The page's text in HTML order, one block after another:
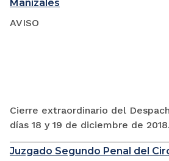
Manizales
AVISO
Cierre extraordinario del
días 18 y 19 de diciembre de 2018.
Juzgado Segundo Penal del